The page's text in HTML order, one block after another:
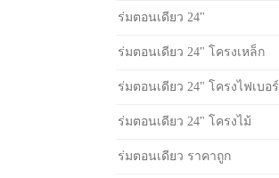
ร่มตอนเดียว 24"
ร่มตอนเดียว 24" โครงเหล็ก
ร่มตอนเดียว 24" โครงไฟเบอร์
ร่มตอนเดียว 24" โครงไม้
ร่มตอนเดียว ราคาถูก